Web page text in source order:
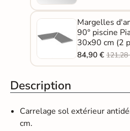
Margelles
90° piscine
30x90 cm (2
84,90 €121,28
Description
Carrelage sol extérieur
cm.